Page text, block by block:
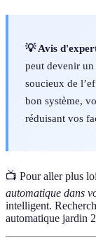
💡 Avis
peut devenir
soucieux de
bon système,
réduisant vos
📺 Pour aller plus
automatique dans
intelligent.
automatique jardin